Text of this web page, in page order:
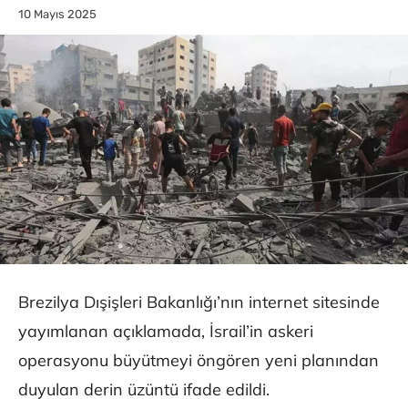
10 Mayıs 2025
Brezilya Dışişleri Bakanlığı’nın internet sitesinde
yayımlanan açıklamada, İsrail’in askeri
operasyonu büyütmeyi öngören yeni planından
duyulan derin üzüntü ifade edildi.